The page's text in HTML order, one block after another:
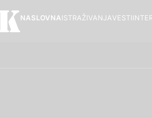
VESTI
ISTRAŽIVANJA
NASLOVNA